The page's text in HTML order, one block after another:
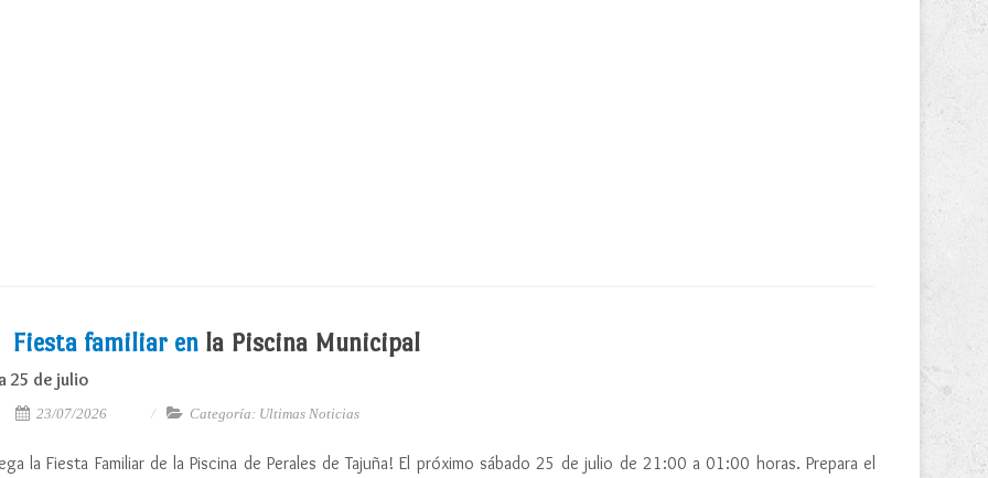
Fiesta familiar en la Piscina Municipal
25 de julio
23/07/2026 Categoría: Ultimas Noticias
la Fiesta Familiar de la Piscina de Perales de Tajuña! El próximo sábado 25 de julio de 21:00 a 01:00 horas. Prepara el